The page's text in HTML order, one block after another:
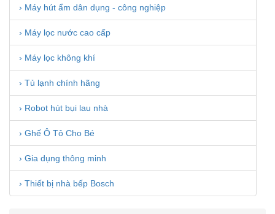
› Máy hút ẩm dân dụng - công nghiệp
› Máy lọc nước cao cấp
› Máy lọc không khí
› Tủ lạnh chính hãng
› Robot hút bụi lau nhà
› Ghế Ô Tô Cho Bé
› Gia dụng thông minh
› Thiết bị nhà bếp Bosch